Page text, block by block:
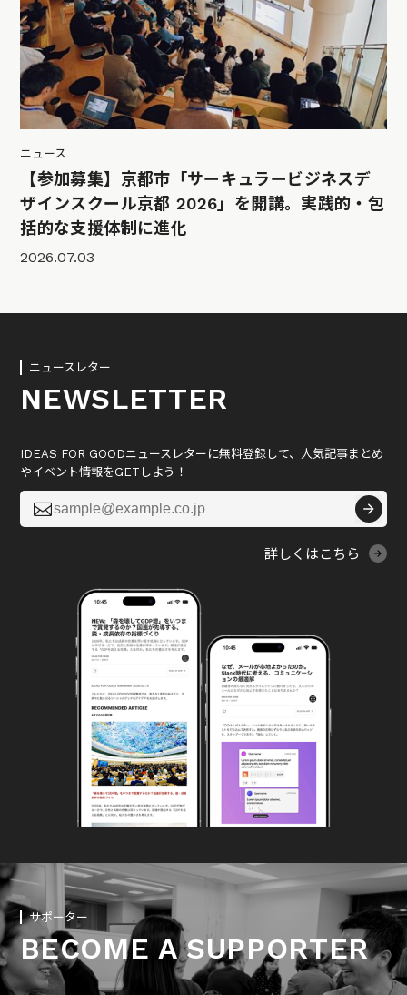
ニュース
【参加募集】京都市「サーキュラービジネスデ
ザインスクール京都 2026」を開講。実践的・包
括的な支援体制に進化
2026.07.03
ニュースレター
NEWSLETTER
IDEAS FOR GOODニュースレターに無料登録して、人気記事まとめ
やイベント情報をGETしよう！

詳しくはこちら
サポーター
BECOME A SUPPORTER